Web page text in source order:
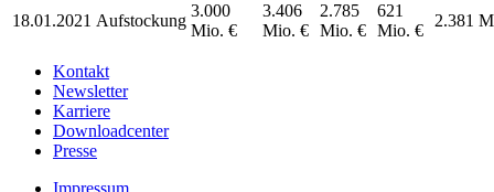
18.01.2021 Aufstockung
3.000
Mio. €
3.406
Mio. €
2.785
Mio. €
621
Mio. €
2.381
Kontakt
Newsletter
Karriere
Downloadcenter
Presse